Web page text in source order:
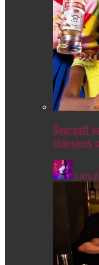
Smirnoff
clássicos
Livia